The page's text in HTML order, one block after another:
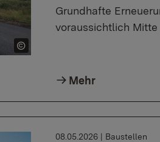
Grundhafte
voraussichtlich
Mehr
08.05.2026 | Baustellen